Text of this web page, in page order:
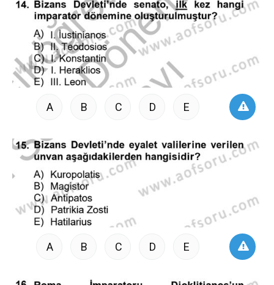
A B C D E
A B C D E